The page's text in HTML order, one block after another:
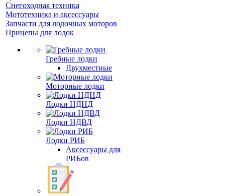
Снегоходная техника
Мототехника и аксессуары
Запчасти для лодочных моторов
Прицепы для лодок
Гребные лодки
Двухместные
Моторные лодки
Лодки НДНД
Лодки НДВД
Лодки РИБ
Аксессуары для
РИБов